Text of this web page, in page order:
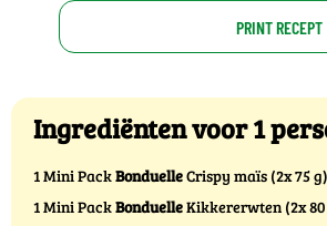
PRINT RECEPT
Ingrediënten voor 1
1 Mini PackBonduelleCrispy maïs (2x 75 g)
1 Mini PackBonduelleKikkererwten (2x 80